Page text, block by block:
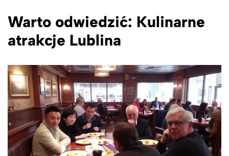
Warto odwiedzić: Kulinarne
atrakcje Lublina